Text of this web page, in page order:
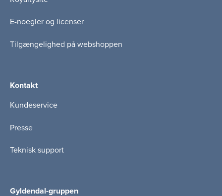
E-noegler og licenser
Tilgængelighed på webshoppen
Kontakt
Kundeservice
Presse
Teknisk support
Gyldendal-gruppen